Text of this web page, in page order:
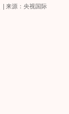
| 来源：央视国际